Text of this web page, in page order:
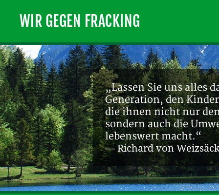
WIR GEGEN FRACKING
„Lassen Sie uns alles
Generation, den
die ihnen nicht nur
sondern auch die
lebenswert macht.“
— Richard von